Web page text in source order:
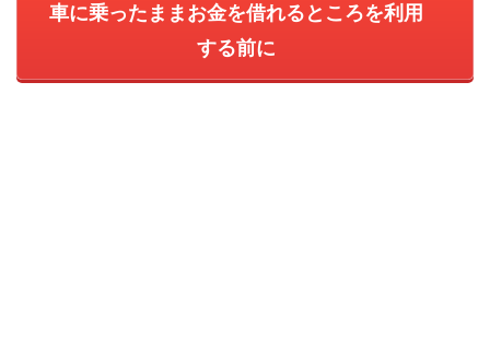
車に乗ったままお金を借れるところを利用
する前に